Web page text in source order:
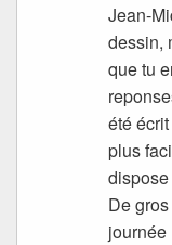
Jean-
dessin,
que tu
été
plus
De
journée